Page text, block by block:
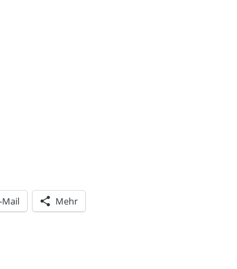
Mail Mehr